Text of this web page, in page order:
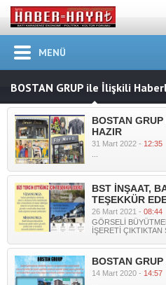
MENÜ
BOSTAN GRUP ile İlişkili
BOSTAN
HAZIR
31 Mart 2022 - 12:35
BST İNŞAAT,
TEŞEKKÜR
26 Mart 2021 - 08:44
GÖRSELİ
İŞERETİ ÇIKTIKTAN
BOSTAN
14 Mart 2020 - 14:57